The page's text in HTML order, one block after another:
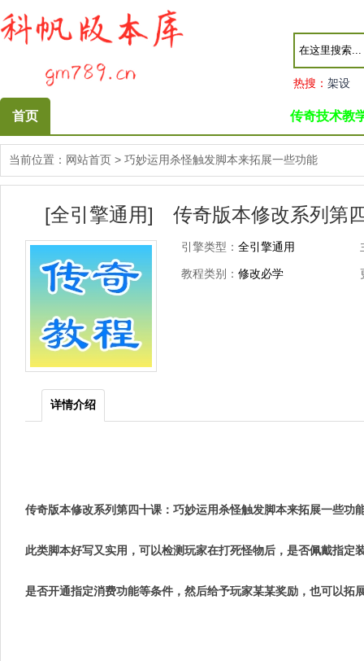
热搜： 架设
首页 传奇技术教
当前位置： 网站首页 > 巧妙运用杀怪触发脚本来拓展一些功能
[全引擎通用] 传奇版本修改系列第
引擎类型： 全引擎通用
教程类别： 修改必学
详情介绍
传奇版本修改系列第四十课：巧妙运用杀怪触发脚本来拓展一些功
此类脚本好写又实用，可以检测玩家在打死怪物后，是否佩戴指定
是否开通指定消费功能等条件，然后给予玩家某某奖励，也可以拓